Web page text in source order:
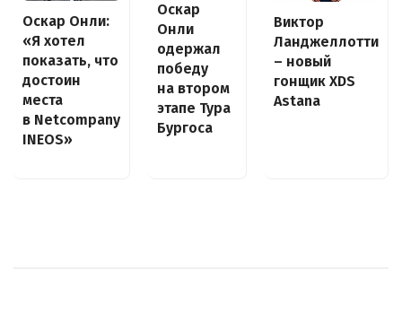
Оскар Онли:
«Я хотел
показать, что
достоин
места
в Netcompany
INEOS»
Оскар
Онли
одержал
победу
на втором
этапе Тура
Бургоса
Виктор
Ланджеллотти
– новый
гонщик XDS
Astana